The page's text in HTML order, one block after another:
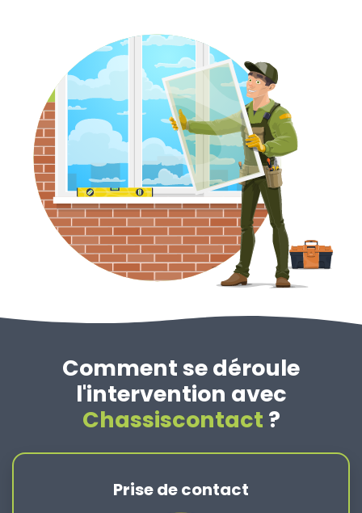
Comment se déroule
l'intervention avec
Chassiscontact ?
Prise de contact